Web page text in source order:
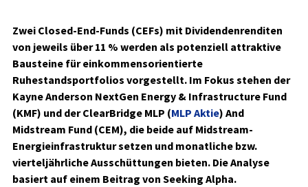
Zwei Closed-End-Funds (CEFs) mit Dividendenrenditen
von jeweils über 11 % werden als potenziell attraktive
Bausteine für einkommensorientierte
Ruhestandsportfolios vorgestellt. Im Fokus stehen der
Kayne Anderson NextGen Energy & Infrastructure Fund
(KMF) und der ClearBridge MLP (MLP Aktie) And
Midstream Fund (CEM), die beide auf Midstream-
Energieinfrastruktur setzen und monatliche bzw.
vierteljährliche Ausschüttungen bieten. Die Analyse
basiert auf einem Beitrag von Seeking Alpha.